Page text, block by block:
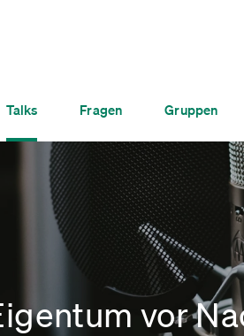
Talks Fragen Gruppen
vor